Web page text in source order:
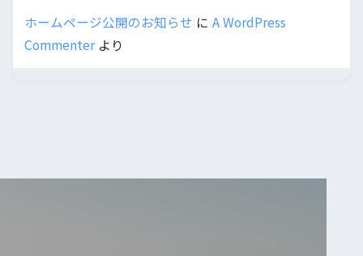
ホームページ公開のお知らせ に A WordPress
Commenterより